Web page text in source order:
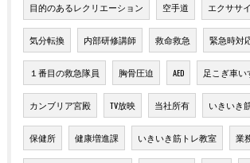
目的のあるレクリエーション 空手道 エクササ
気分転換 内部研修講師 救命救急 緊急時対
１番目の救急隊員 胸骨圧迫 AED 足こぎ車い
カンブリア宮殿 TV放映 当社所有 いきいき
保健所 健康増進課 いきいき筋トレ教室 業